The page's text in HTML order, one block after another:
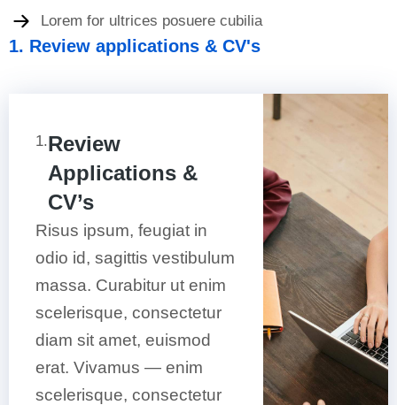
Lorem for ultrices posuere cubilia
1. Review applications & CV's
1.Review
Applications &
CV’s
Risus ipsum, feugiat in
odio id, sagittis vestibulum
massa. Curabitur ut enim
scelerisque, consectetur
diam sit amet, euismod
erat. Vivamus — enim
scelerisque, consectetur